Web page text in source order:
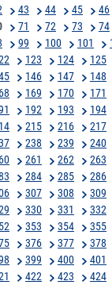
43 44 45 46
71 72 73 74
99 100 101
123 124 125
146 147 148
169 170 171
192 193 194
215 216 217
238 239 240
261 262 263
284 285 286
307 308 309
330 331 332
353 354 355
376 377 378
399 400 401
422 423 424